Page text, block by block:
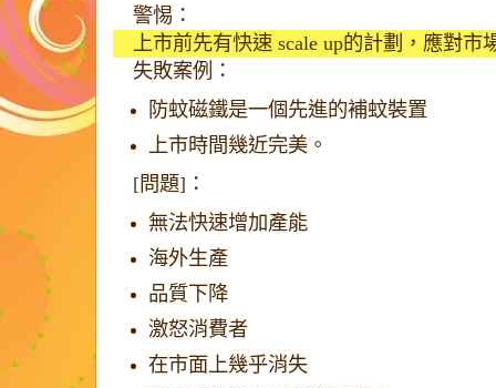
警惕：
上市前先有快速 scale up的計劃，應對市
失敗案例：
防蚊磁鐵是一個先進的補蚊裝置
上市時間幾近完美。
[問題]：
無法快速增加產能
海外生產
品質下降
激怒消費者
在市面上幾乎消失